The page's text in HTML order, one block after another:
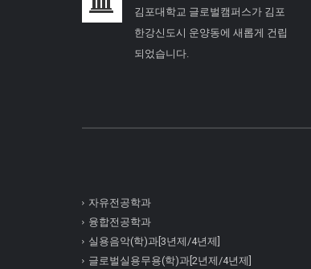
김포대학교 글로벌캠퍼스가 김포
한강신도시 운양동에 새롭게 건립
되었습니다.
자유전공학과
융합전공학과
실용음악(학)과[3년제/4년제]
글로벌실용무용(학)과[2년제/4년제]